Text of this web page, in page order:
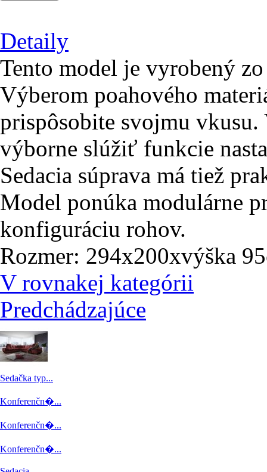
Detaily
Tento model je vyrobený
Výberom poahového
prispôsobite svojmu
výborne slúžiť funkcie
Sedacia súprava má tiež
Model ponúka modulárne
konfiguráciu rohov.
Rozmer: 294x200xvýška
V rovnakej kategórii
Predchádzajúce
Sedačka typ...
Konferenčn�...
Konferenčn�...
Konferenčn�...